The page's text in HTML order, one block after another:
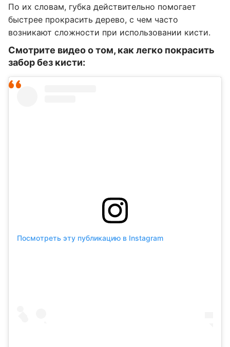
По их словам, губка действительно помогает
быстрее прокрасить дерево, с чем часто
возникают сложности при использовании кисти.
Смотрите видео о том, как легко покрасить
забор без кисти:
Посмотреть эту публикацию в Instagram